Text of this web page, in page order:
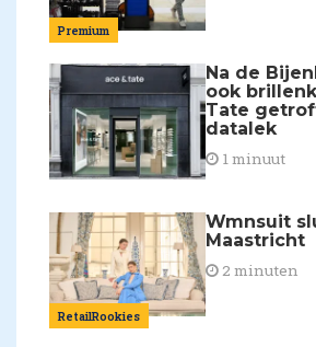
Premium
Na de
ook
Tate
datalek
1 minuut
RetailRookies
Wmnsuit
Maastricht
2 minuten